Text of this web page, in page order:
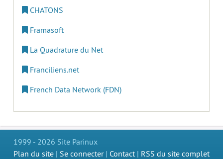
CHATONS
Framasoft
La Quadrature du Net
Franciliens.net
French Data Network (FDN)
1999 - 2026 Site Parinux
Plan du site | Se connecter| Contact | RSS du site complet